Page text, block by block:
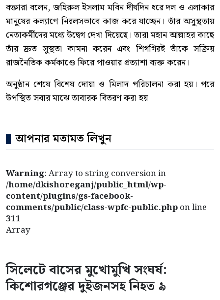
বক্তারা বলেন, জহিরুল ইসলাম মবিন দীর্ঘদিন ধরে দল ও এলাকার
মানুষের কল্যাণে নিরলসভাবে কাজ করে যাচ্ছেন। তাঁর অসুস্থতায়
নেতাকর্মীদের মধ্যে উদ্বেগ দেখা দিয়েছে। তারা মহান আল্লাহর কাছে
তাঁর দ্রুত সুস্থতা কামনা করেন এবং শিগগিরই তাঁকে সক্রিয়
রাজনৈতিক কর্মকাণ্ডে ফিরে পাওয়ার প্রত্যাশা ব্যক্ত করেন।
অনুষ্ঠান শেষে বিশেষ দোয়া ও মিলাদ পরিচালনা করা হয়। পরে
উপস্থিত সবার মাঝে তাবারক বিতরণ করা হয়।
আপনার মতামত লিখুন
Warning: Array to string conversion in
/home/dkishoreganj/public_html/wp-
content/plugins/gs-facebook-
comments/public/class-wpfc-public.phpon line
311
Array
সিলেটে বাসের মুখোমুখি সংঘর্ষ:
কিশোরগঞ্জের দুইজনসহ নিহত ৯